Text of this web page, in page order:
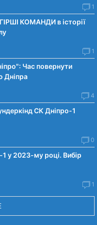
1
КОМАНДИ в історії
1
Час повернути
Дніпра
4
СК Дніпро-1
0
1 у 2023-му році. Вибiр
1